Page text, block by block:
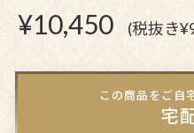
¥10,450 (税抜き
この商品をご自
宅